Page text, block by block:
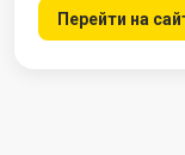
Перейти на